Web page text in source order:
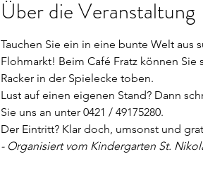
Über die Veranstaltung
Tauchen Sie ein in eine bunte Welt
Flohmarkt! Beim Café Fratz können
Racker in der Spielecke toben.
Lust auf einen eigenen Stand? Dann
Sie uns an unter 0421 / 49175280.
Der Eintritt? Klar doch, umsonst und
- Organisiert vom Kindergarten St.